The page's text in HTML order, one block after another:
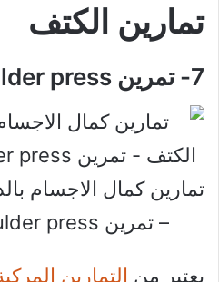
تمارين الكتف
7- تمرين Dumbbell shoulder press
تمارين كمال الاجسام
– تمرين Dumbbell shoulder press
يعتبر من التمارين